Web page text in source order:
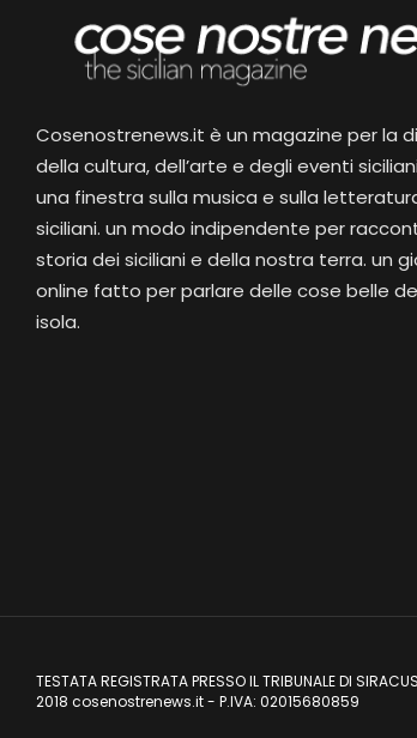
Cosenostrenews.it è un magazine per la
della cultura, dell’arte e degli eventi
una finestra sulla musica e sulla
siciliani. un modo indipendente per
storia dei siciliani e della nostra terra. un
online fatto per parlare delle cose belle
isola.
TESTATA REGISTRATA PRESSO IL TRIBUNALE DI
2018 cosenostrenews.it - P.IVA: 02015680859